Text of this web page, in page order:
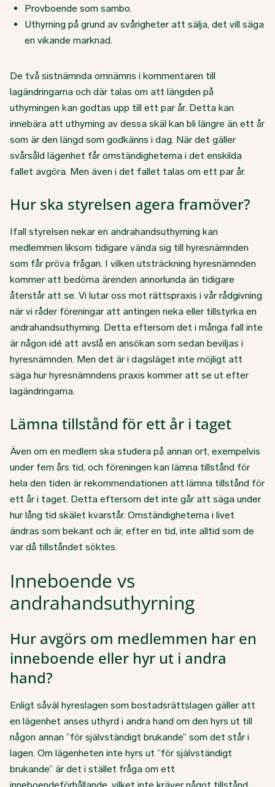
Provboende som sambo.
Uthyrning på grund av svårigheter att sälja, det vill säga
en vikande marknad.
De två sistnämnda omnämns i kommentaren till
lagändringarna och där talas om att längden på
uthyrningen kan godtas upp till ett par år. Detta kan
innebära att uthyrning av dessa skäl kan bli längre än ett år
som är den längd som godkänns i dag. När det gäller
svårsåld lägenhet får omständigheterna i det enskilda
fallet avgöra. Men även i det fallet talas om ett par år.
Hur ska styrelsen agera framöver?
Ifall styrelsen nekar en andrahandsuthyrning kan
medlemmen liksom tidigare vända sig till hyresnämnden
som får pröva frågan. I vilken utsträckning hyresnämnden
kommer att bedöma ärenden annorlunda än tidigare
återstår att se. Vi lutar oss mot rättspraxis i vår rådgivning
när vi råder föreningar att antingen neka eller tillstyrka en
andrahandsuthyrning. Detta eftersom det i många fall inte
är någon idé att avslå en ansökan som sedan beviljas i
hyresnämnden. Men det är i dagsläget inte möjligt att
säga hur hyresnämndens praxis kommer att se ut efter
lagändringarna.
Lämna tillstånd för ett år i taget
Även om en medlem ska studera på annan ort, exempelvis
under fem års tid, och föreningen kan lämna tillstånd för
hela den tiden är rekommendationen att lämna tillstånd för
ett år i taget. Detta eftersom det inte går att säga under
hur lång tid skälet kvarstår. Omständigheterna i livet
ändras som bekant och är, efter en tid, inte alltid som de
var då tillståndet söktes.
Inneboende vs
andrahandsuthyrning
Hur avgörs om medlemmen har en
inneboende eller hyr ut i andra
hand?
Enligt såväl hyreslagen som bostadsrättslagen gäller att
en lägenhet anses uthyrd i andra hand om den hyrs ut till
någon annan ”för självständigt brukande” som det står i
lagen. Om lägenheten inte hyrs ut ”för självständigt
brukande” är det i stället fråga om ett